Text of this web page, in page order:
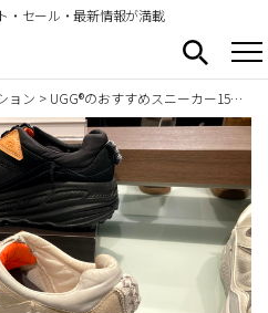
・セール・最新情報が満載
ョン > UGG®のおすすめスニーカー15選！シンプル派も個性派も注目